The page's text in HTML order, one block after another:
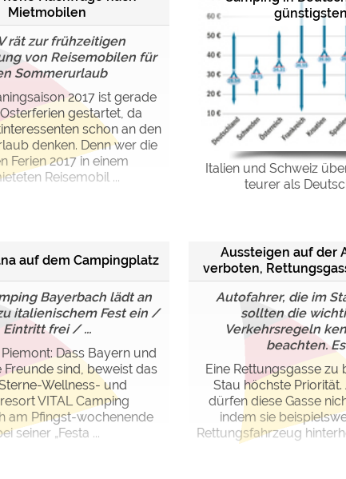
Mietmobilen
rät zur frühzeitigen
von Reisemobilen für
Sommerurlaub
2017 ist gerade
gestartet, da
schon an den
denken. Denn wer die
Ferien 2017 in einem
Reisemobil ...
günstigsten
Italien und Schweiz
teurer als
auf dem Campingplatz
Bayerbach lädt an
italienischem Fest ein /
Eintritt frei / ...
Dass Bayern und
Freunde sind, beweist das
Wellness- und
VITAL Camping
am Pfingst-wochenende
seiner „Festa ...
Aussteigen auf der
verboten,
Autofahrer, die im
sollten die
Verkehrsregeln
beachten. Es
Eine Rettungsgasse zu
Stau höchste
dürfen diese Gasse
indem sie
Rettungsfahrzeug